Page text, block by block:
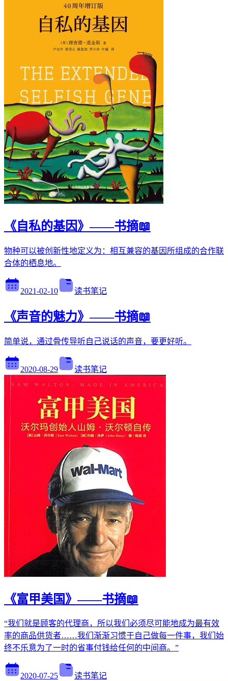
《自私的基因》——书摘📖
物种可以被创新性地定义为：相互兼容的基因所组成的合作联
合体的栖息地。
2021-02-10 读书笔记
《声音的魅力》——书摘📖
简单说，通过骨传导听自己说话的声音，要更好听。
2020-08-29 读书笔记
《富甲美国》——书摘📖
“我们就是顾客的代理商，所以我们必须尽可能地成为最有效
率的商品供货者……我们渐渐习惯于自己做每一件事，我们始
终不乐意为了一时的省事付钱给任何的中间商。”
2020-07-25 读书笔记